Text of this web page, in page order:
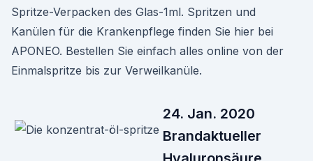
Spritze-Verpacken des Glas-1ml. Spritzen und
Kanülen für die Krankenpflege finden Sie hier bei
APONEO. Bestellen Sie einfach alles online von der
Einmalspritze bis zur Verweilkanüle.
24. Jan. 2020
Brandaktueller